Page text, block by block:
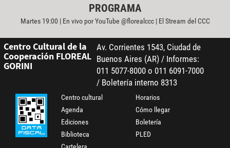
PROGRAMA
Martes 19:00 | En vivo por YouTube @florealccc | El Stream del CCC
Centro Cultural de la
Cooperación FLOREAL
GORINI
Av. Corrientes 1543, Ciudad de
Buenos Aires (AR) / Informes:
011 5077-8000 o 011 6091-7000
/ Boletería interno 8313
Centro cultural
Agenda
Ediciones
Biblioteca
Horarios
Cómo llegar
Boletería
PLED